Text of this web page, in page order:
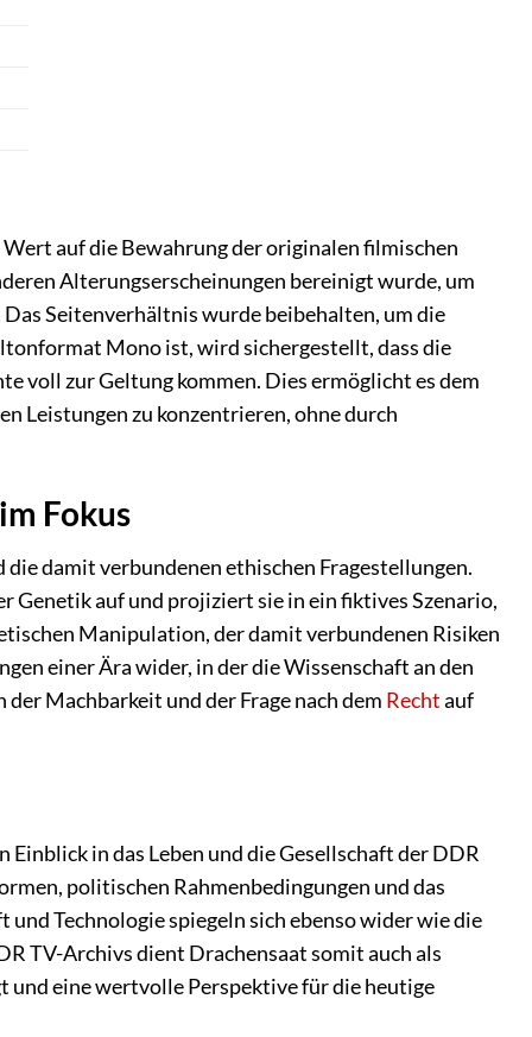
auf die Bewahrung der originalen filmischen
Alterungserscheinungen bereinigt wurde, um
Seitenverhältnis wurde beibehalten, um die
Mono ist, wird sichergestellt, dass die
voll zur Geltung kommen. Dies ermöglicht es dem
Leistungen zu konzentrieren, ohne durch
Fokus
damit verbundenen ethischen Fragestellungen.
Genetik auf und projiziert sie in ein fiktives Szenario,
Manipulation, der damit verbundenen Risiken
einer Ära wider, in der die Wissenschaft an den
Machbarkeit und der Frage nach dem Rechtauf
in das Leben und die Gesellschaft der DDR
politischen Rahmenbedingungen und das
Technologie spiegeln sich ebenso wider wie die
TV-Archivs dient Drachensaat somit auch als
und eine wertvolle Perspektive für die heutige